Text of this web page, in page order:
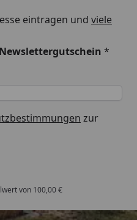
eintragen und viele
*
zur
von 100,00 €